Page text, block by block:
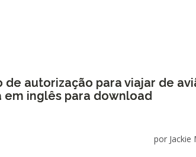
de autorização para viajar de
em inglês para download
por Jackie